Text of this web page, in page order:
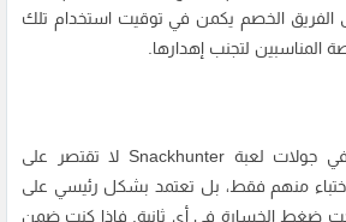
الفريق الخصم يكمن في توقيت استخدام تلك
المناسبين لتجنب إهدارها.
التحديات التي تواجهها في جولات لعبة Snackhunter لا تقتصر على
منهم فقط، بل تعتمد بشكل رئيسي على
تحت ضغط الخسارة في أي ثانية. فإذا كنت ضمن